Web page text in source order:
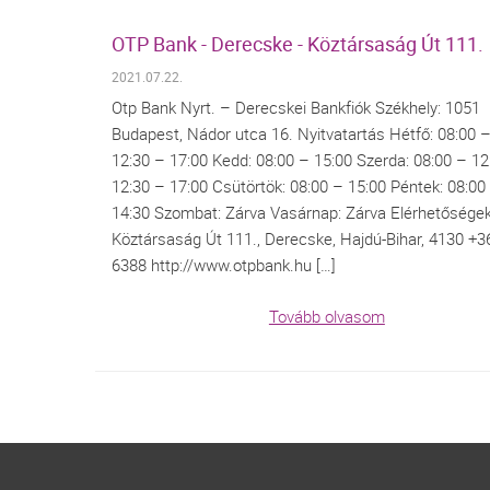
OTP Bank - Derecske - Köztársaság Út 111.
2021.07.22.
Otp Bank Nyrt. – Derecskei Bankfiók Székhely: 1051
Budapest, Nádor utca 16. Nyitvatartás Hétfő: 08:00
12:30 – 17:00 Kedd: 08:00 – 15:00 Szerda: 08:00 –
12:30 – 17:00 Csütörtök: 08:00 – 15:00 Péntek:
14:30 Szombat: Zárva Vasárnap: Zárva
Köztársaság Út 111., Derecske, Hajdú-Bihar, 4130
6388 http://www.otpbank.hu […]
Tovább olvasom